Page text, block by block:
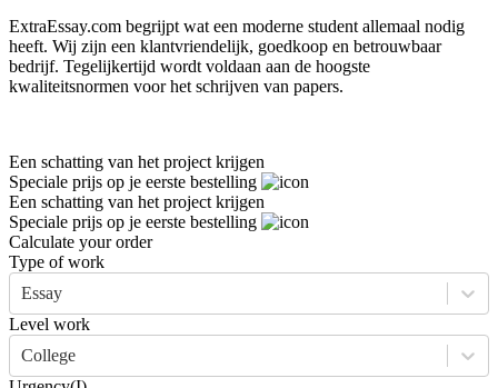
ExtraEssay.com begrijpt wat een moderne student allemaal nodig
heeft. Wij zijn een klantvriendelijk, goedkoop en betrouwbaar
bedrijf. Tegelijkertijd wordt voldaan aan de hoogste
kwaliteitsnormen voor het schrijven van papers.
Een schatting van het project krijgen
Speciale prijs op je eerste bestelling
Een schatting van het project krijgen
Speciale prijs op je eerste bestelling
Calculate your order
Type of work
Essay
Level work
College